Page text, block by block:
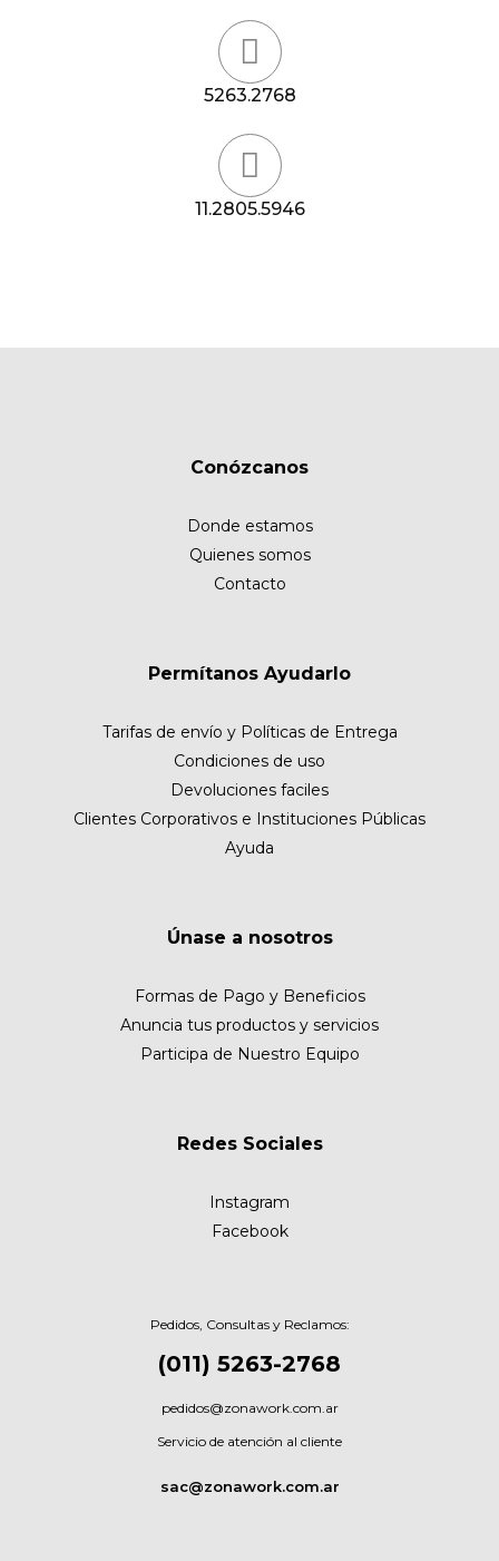
5263.2768
11.2805.5946
Conózcanos
Donde estamos
Quienes somos
Contacto
Permítanos Ayudarlo
Tarifas de envío y Políticas de Entrega
Condiciones de uso
Devoluciones faciles
Clientes Corporativos e Instituciones Públicas
Ayuda
Únase a nosotros
Formas de Pago y Beneficios
Anuncia tus productos y servicios
Participa de Nuestro Equipo
Redes Sociales
Instagram
Facebook
Pedidos, Consultas y Reclamos:
(011) 5263-2768
pedidos@zonawork.com.ar
Servicio de atención al cliente
sac@zonawork.com.ar